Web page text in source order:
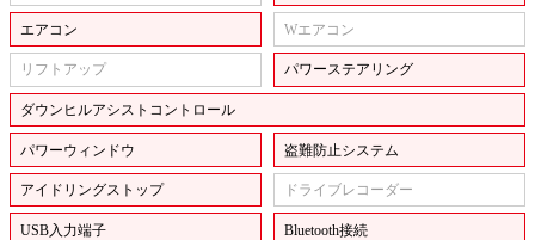
エアコン Wエアコン
リフトアップ パワーステアリング
ダウンヒルアシストコントロール
パワーウィンドウ 盗難防止システム
アイドリングストップ ドライブレコーダー
USB入力端子 Bluetooth接続